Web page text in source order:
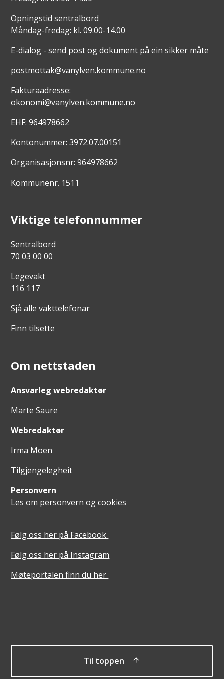
Opningstid sentralbord
Måndag-fredag: kl. 09.00-14.00
E-dialog - send post og dokument på ein sikker måte
postmottak@vanylven.kommune.no
Fakturaadresse:
okonomi@vanylven.kommune.no
EHF: 964978662
Kontonummer: 3972.07.00151
Organisasjonsnr: 964978662
Kommunenr. 1511
Viktige telefonnummer
Sentralbord
70 03 00 00
Legevakt
116 117
Sjå alle vakttelefonar
Finn tilsette
Om nettstaden
Ansvarleg webredaktør
Marte Saure
Webredaktør
Irma Moen
Tilgjengelegheit
Personvern
Les om personvern og cookies
Følg oss her på Facebook
Følg oss her på Instagram
Møteportalen finn du her
Til toppen